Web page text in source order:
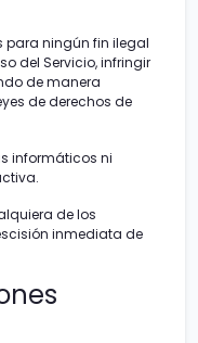
para ningún fin ilegal
del Servicio, infringir
de manera
de derechos de
informáticos ni
de los
inmediata de